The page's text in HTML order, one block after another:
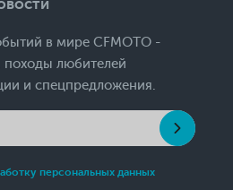
в мире CFMOTO -
любителей
и спецпредложения.
персональных данных